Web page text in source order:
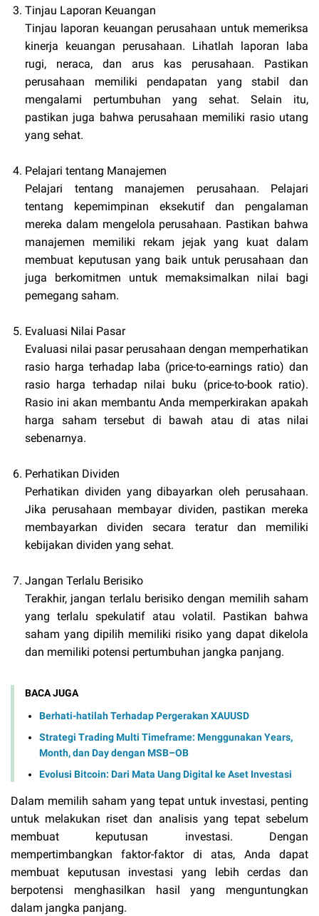
Tinjau Laporan Keuangan
Tinjau laporan keuangan perusahaan untuk memeriksa
kinerja keuangan perusahaan. Lihatlah laporan laba
rugi, neraca, dan arus kas perusahaan. Pastikan
perusahaan memiliki pendapatan yang stabil dan
mengalami pertumbuhan yang sehat. Selain itu,
pastikan juga bahwa perusahaan memiliki rasio utang
yang sehat.
Pelajari tentang Manajemen
Pelajari tentang manajemen perusahaan. Pelajari
tentang kepemimpinan eksekutif dan pengalaman
mereka dalam mengelola perusahaan. Pastikan bahwa
manajemen memiliki rekam jejak yang kuat dalam
membuat keputusan yang baik untuk perusahaan dan
juga berkomitmen untuk memaksimalkan nilai bagi
pemegang saham.
Evaluasi Nilai Pasar
Evaluasi nilai pasar perusahaan dengan memperhatikan
rasio harga terhadap laba (price-to-earnings ratio) dan
rasio harga terhadap nilai buku (price-to-book ratio).
Rasio ini akan membantu Anda memperkirakan apakah
harga saham tersebut di bawah atau di atas nilai
sebenarnya.
Perhatikan Dividen
Perhatikan dividen yang dibayarkan oleh perusahaan.
Jika perusahaan membayar dividen, pastikan mereka
membayarkan dividen secara teratur dan memiliki
kebijakan dividen yang sehat.
Jangan Terlalu Berisiko
Terakhir, jangan terlalu berisiko dengan memilih saham
yang terlalu spekulatif atau volatil. Pastikan bahwa
saham yang dipilih memiliki risiko yang dapat dikelola
dan memiliki potensi pertumbuhan jangka panjang.
BACA JUGA
Berhati-hatilah Terhadap Pergerakan XAUUSD
Strategi Trading Multi Timeframe: Menggunakan Years,
Month, dan Day dengan MSB–OB
Evolusi Bitcoin: Dari Mata Uang Digital ke Aset Investasi
Dalam memilih saham yang tepat untuk investasi, penting
untuk melakukan riset dan analisis yang tepat sebelum
membuat keputusan investasi. Dengan
mempertimbangkan faktor-faktor di atas, Anda dapat
membuat keputusan investasi yang lebih cerdas dan
berpotensi menghasilkan hasil yang menguntungkan
dalam jangka panjang.